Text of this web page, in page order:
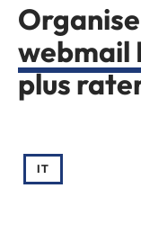
webmail
plus
IT